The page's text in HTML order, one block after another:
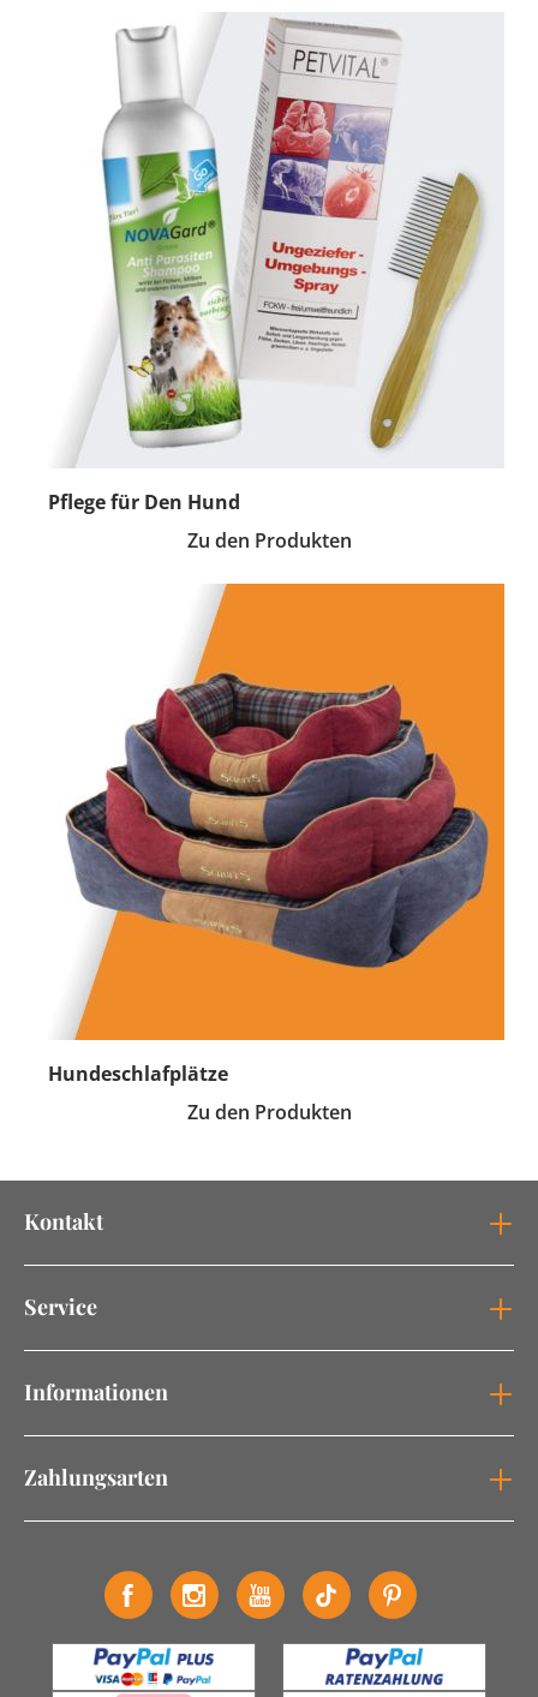
Pflege für Den Hund
Zu den Produkten
Hundeschlafplätze
Zu den Produkten
Kontakt
Service
Informationen
Zahlungsarten